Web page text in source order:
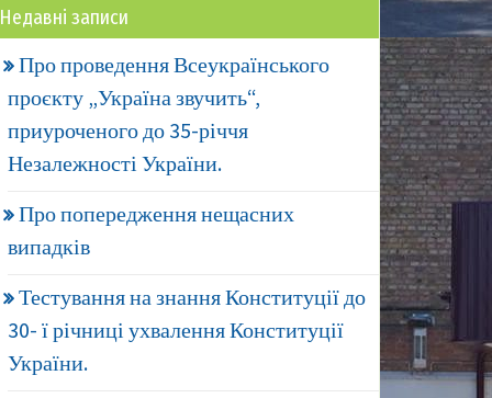
Недавні записи
Про проведення Всеукраїнського
проєкту „Україна звучить“,
приуроченого до 35-річчя
Незалежності України.
Про попередження нещасних
випадків
Тестування на знання Конституції до
30- ї річниці ухвалення Конституції
України.